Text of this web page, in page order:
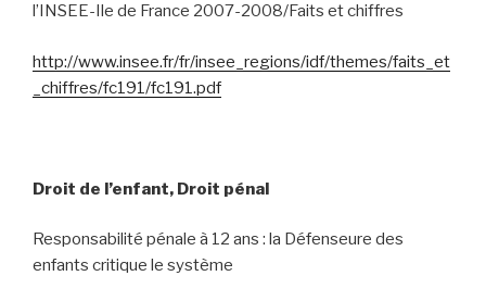
l’INSEE-Ile de France 2007-2008/Faits et chiffres
http://www.insee.fr/fr/insee_regions/idf/themes/faits_et
_chiffres/fc191/fc191.pdf
Droit de l’enfant, Droit pénal
Responsabilité pénale à 12 ans : la Défenseure des
enfants critique le système